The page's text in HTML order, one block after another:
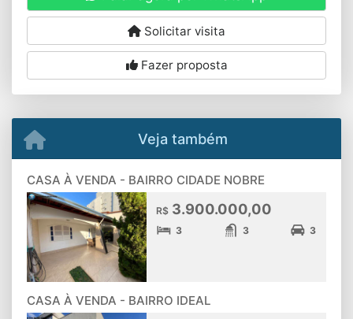
Solicitar visita
Fazer proposta
Veja também
CASA À VENDA - BAIRRO CIDADE NOBRE
R$ 3.900.000,00
3 3 3
CASA À VENDA - BAIRRO IDEAL